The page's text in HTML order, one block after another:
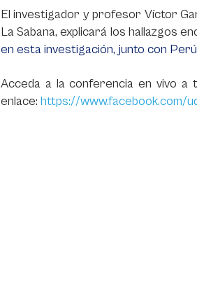
El investigador y profesor Víctor
La Sabana, explicará los hallazgos
en esta investigación, junto con
Acceda a la conferencia en vivo a
enlace: https://www.facebook.com/